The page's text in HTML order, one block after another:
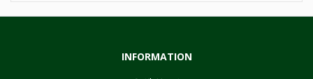
INFORMATION